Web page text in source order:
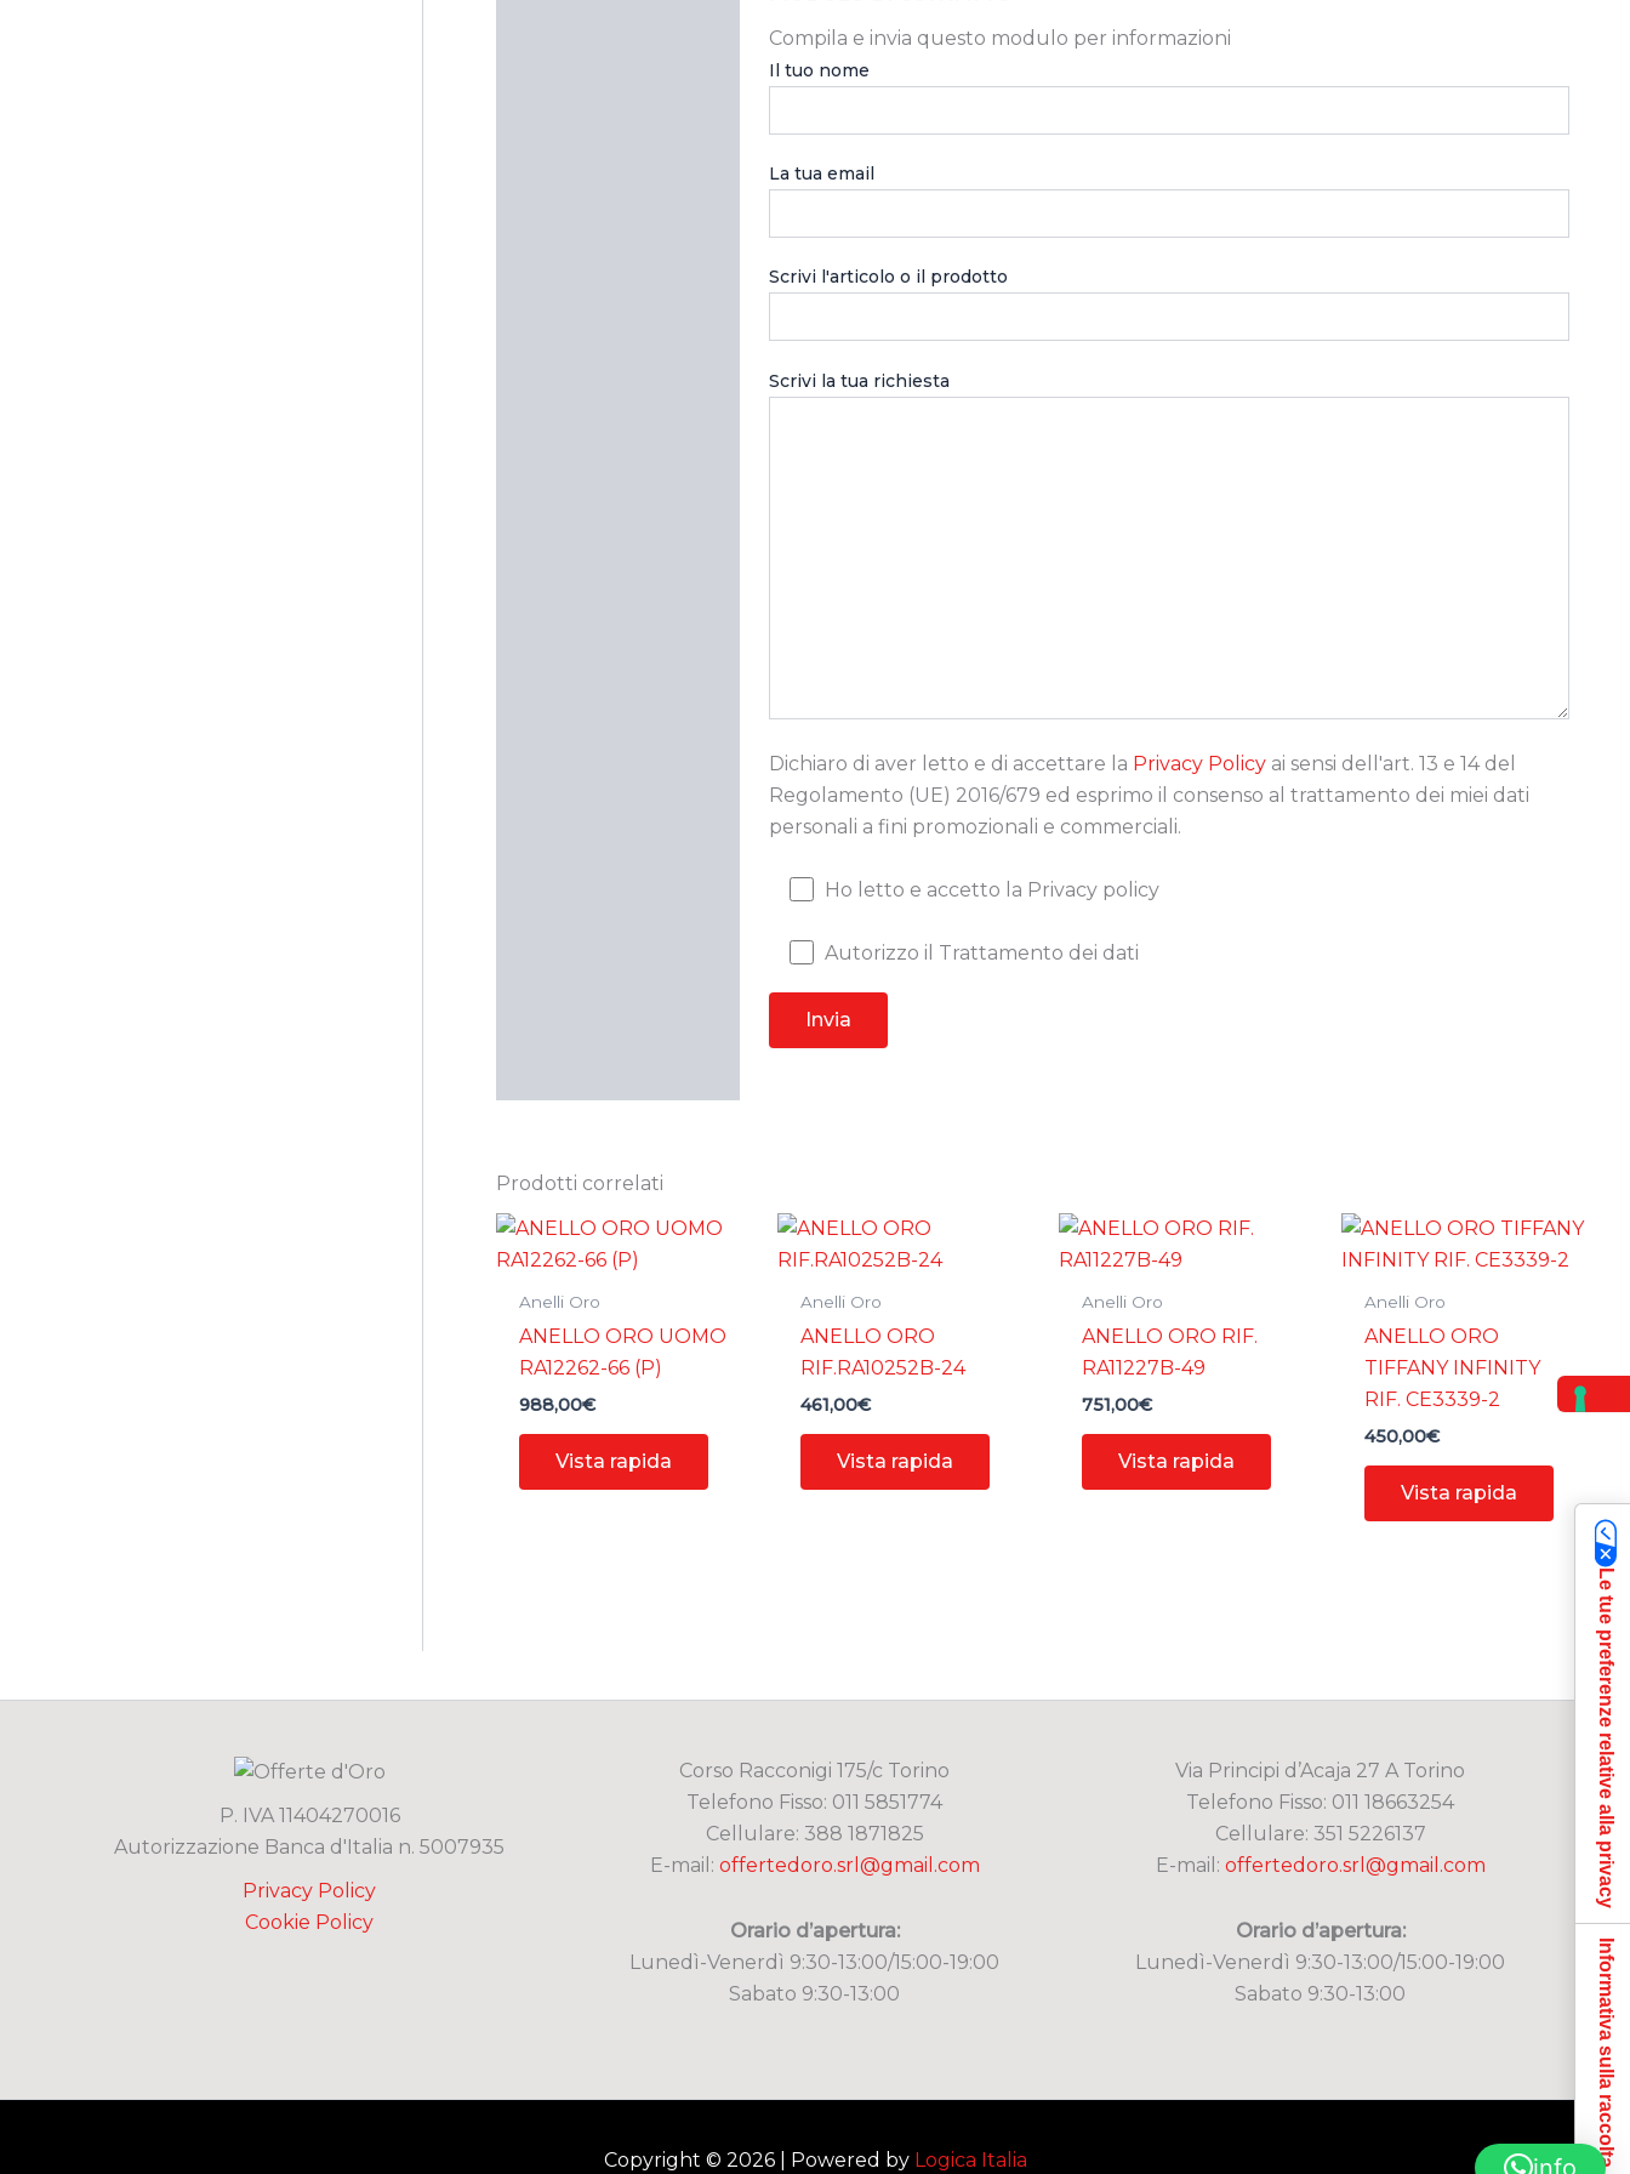
Compila e invia questo modulo per informazioni
Il tuo nome
La tua email
Scrivi l'articolo o il prodotto
Scrivi la tua richiesta
Dichiaro di aver letto e di accettare la Privacy Policyai sensi dell'art. 13 e 14 del
Regolamento (UE) 2016/679 ed esprimo il consenso al trattamento dei miei dati
personali a fini promozionali e commerciali.
Ho letto e accetto la Privacy policy
Autorizzo il Trattamento dei dati
Prodotti correlati
Anelli Oro
ANELLO ORO UOMO
RA12262-66 (P)
988,00€
Vista rapida
Anelli Oro
ANELLO ORO
RIF.RA10252B-24
461,00€
Vista rapida
Anelli Oro
ANELLO ORO RIF.
RA11227B-49
751,00€
Vista rapida
Anelli Oro
ANELLO ORO
TIFFANY INFINITY
RIF. CE3339-2
450,00€
Vista rapida
P. IVA 11404270016
Autorizzazione Banca d'Italia n. 5007935
Privacy Policy
Cookie Policy
Corso Racconigi 175/c Torino
Telefono Fisso: 011 5851774
Cellulare: 388 1871825
E-mail: offertedoro.srl@gmail.com
Orario d’apertura:
Lunedì-Venerdì 9:30-13:00/15:00-19:00
Sabato 9:30-13:00
Via Principi d’Acaja 27 A Torino
Telefono Fisso: 011 18663254
Cellulare: 351 5226137
E-mail: offertedoro.srl@gmail.com
Orario d’apertura:
Lunedì-Venerdì 9:30-13:00/15:00-19:00
Sabato 9:30-13:00
Copyright © 2026 | Powered by Logica Italia info
Le tue preferenze relative alla privacy
Informativa sulla raccolta